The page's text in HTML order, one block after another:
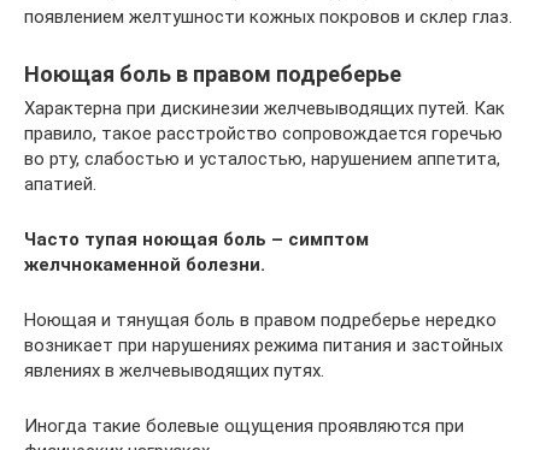
появлением желтушности кожных покровов и склер глаз.
Ноющая боль в правом подреберье
Характерна при дискинезии желчевыводящих путей. Как
правило, такое расстройство сопровождается горечью
во рту, слабостью и усталостью, нарушением аппетита,
апатией.
Часто тупая ноющая боль – симптом
желчнокаменной болезни.
Ноющая и тянущая боль в правом подреберье нередко
возникает при нарушениях режима питания и застойных
явлениях в желчевыводящих путях.
Иногда такие болевые ощущения проявляются при